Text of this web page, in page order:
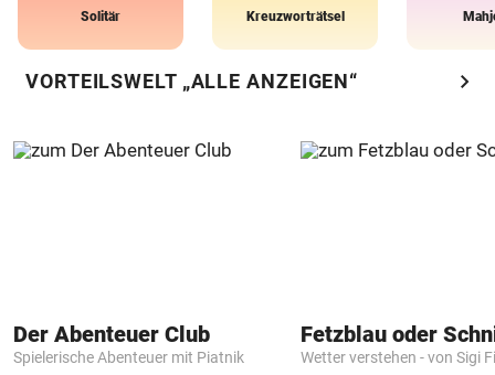
Solitär Kreuzworträtsel
VORTEILSWELT „ALLE ANZEIGEN“ chevron_right
Der Abenteuer Club
Spielerische Abenteuer mit Piatnik
Fetzblau oder
Wetter verstehen - von Sigi